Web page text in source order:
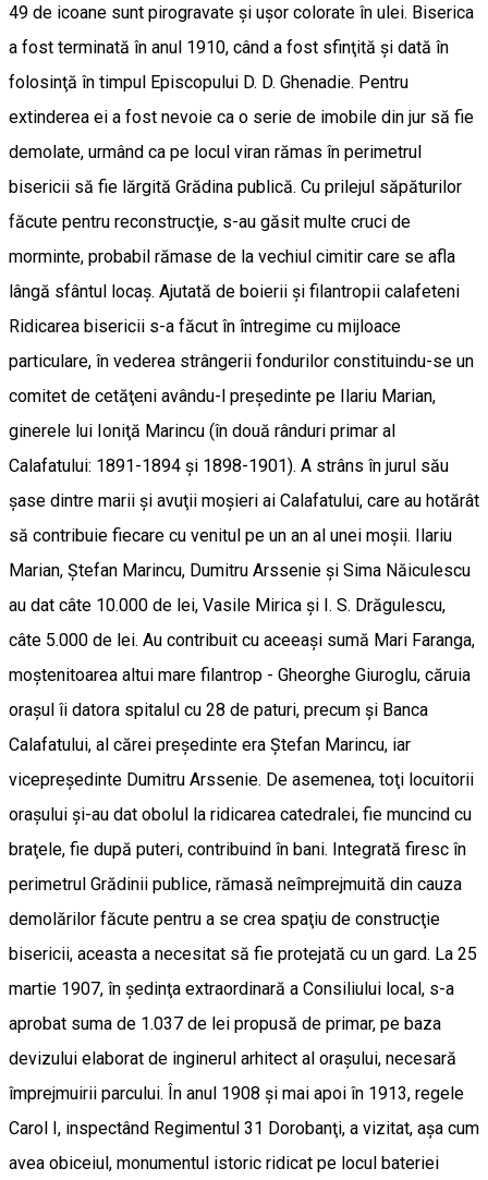
49 de icoane sunt pirogravate şi uşor colorate în ulei. Biserica
a fost terminată în anul 1910, când a fost sfinţită şi dată în
folosinţă în timpul Episcopului D. D. Ghenadie. Pentru
extinderea ei a fost nevoie ca o serie de imobile din jur să fie
demolate, urmând ca pe locul viran rămas în perimetrul
bisericii să fie lărgită Grădina publică. Cu prilejul săpăturilor
făcute pentru reconstrucţie, s-au găsit multe cruci de
morminte, probabil rămase de la vechiul cimitir care se afla
lângă sfântul locaş. Ajutată de boierii şi filantropii calafeteni
Ridicarea bisericii s-a făcut în întregime cu mijloace
particulare, în vederea strângerii fondurilor constituindu-se un
comitet de cetăţeni avându-l preşedinte pe Ilariu Marian,
ginerele lui Ioniţă Marincu (în două rânduri primar al
Calafatului: 1891-1894 şi 1898-1901). A strâns în jurul său
şase dintre marii şi avuţii moşieri ai Calafatului, care au hotărât
să contribuie fiecare cu venitul pe un an al unei moşii. Ilariu
Marian, Ştefan Marincu, Dumitru Arssenie şi Sima Năiculescu
au dat câte 10.000 de lei, Vasile Mirica şi I. S. Drăgulescu,
câte 5.000 de lei. Au contribuit cu aceeaşi sumă Mari Faranga,
moştenitoarea altui mare filantrop - Gheorghe Giuroglu, căruia
oraşul îi datora spitalul cu 28 de paturi, precum şi Banca
Calafatului, al cărei preşedinte era Ştefan Marincu, iar
vicepreşedinte Dumitru Arssenie. De asemenea, toţi locuitorii
oraşului şi-au dat obolul la ridicarea catedralei, fie muncind cu
braţele, fie după puteri, contribuind în bani. Integrată firesc în
perimetrul Grădinii publice, rămasă neîmprejmuită din cauza
demolărilor făcute pentru a se crea spaţiu de construcţie
bisericii, aceasta a necesitat să fie protejată cu un gard. La 25
martie 1907, în şedinţa extraordinară a Consiliului local, s-a
aprobat suma de 1.037 de lei propusă de primar, pe baza
devizului elaborat de inginerul arhitect al oraşului, necesară
împrejmuirii parcului. În anul 1908 şi mai apoi în 1913, regele
Carol I, inspectând Regimentul 31 Dorobanţi, a vizitat, aşa cum
avea obiceiul, monumentul istoric ridicat pe locul bateriei